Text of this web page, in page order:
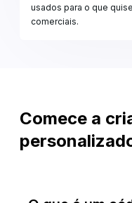
usados para o que
comerciais.
Comece a